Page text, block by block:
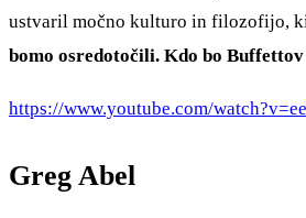
ustvaril močno kulturo in filozofijo,
bomo osredotočili. Kdo bo Buffettov
https://www.youtube.com/
Greg Abel